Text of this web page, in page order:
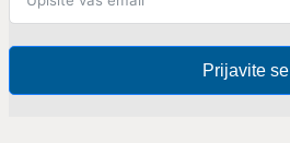
Prijavite se